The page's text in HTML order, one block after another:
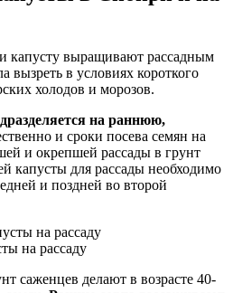
капусту выращивают рассадным
вызреть в условиях короткого
холодов и морозов.
на раннюю,
и сроки посева семян на
и окрепшей рассады в грунт
капусты для рассады необходимо
и поздней во второй
на рассаду
саженцев делают в возрасте 40-